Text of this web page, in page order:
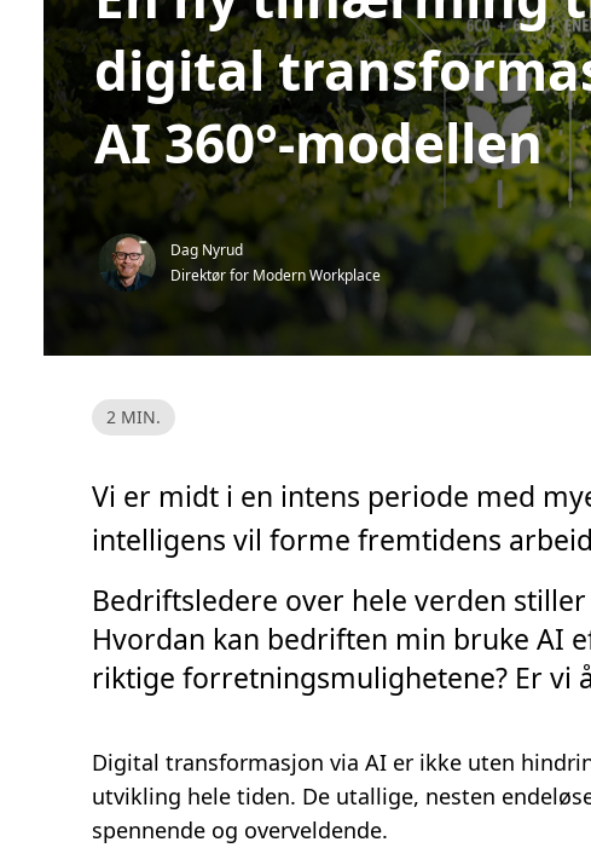
digital
AI 360°-modellen
Dag Nyrud
Direktør for Modern Workplace
L
e
i
d
,
n
.
2 MIN.
Vi er midt i en intens periode med
intelligens vil forme fremtidens
Bedriftsledere over hele verden
Hvordan kan bedriften min bruke AI
riktige forretningsmulighetene? Er vi
Digital transformasjon via AI er ikke uten
utvikling hele tiden. De utallige, nesten
spennende og overveldende.